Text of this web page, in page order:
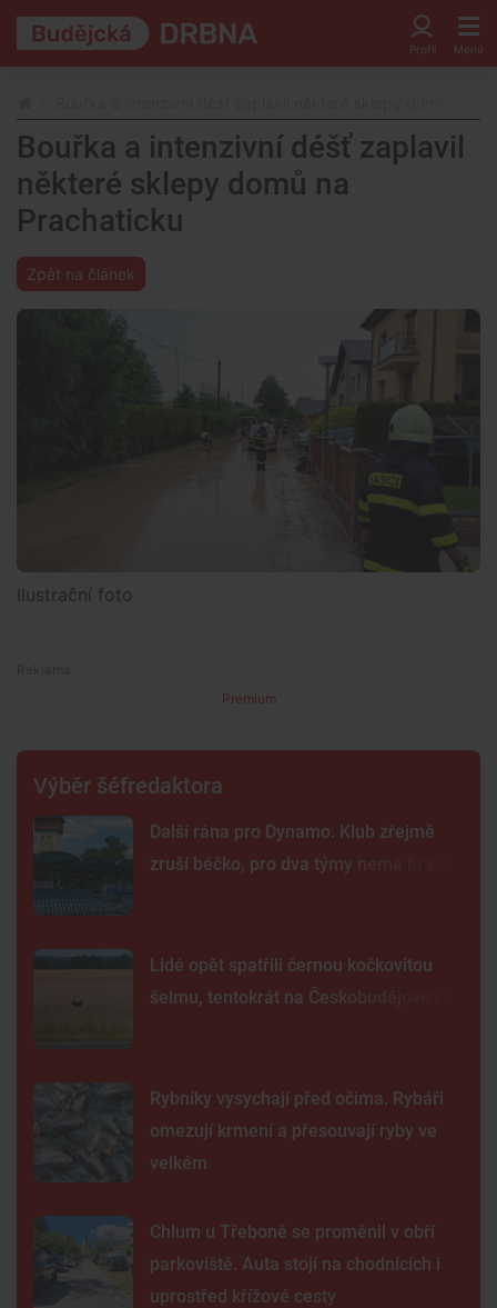
Bouřka a intenzivní déšť zaplavil
některé sklepy domů na
Prachaticku
Zpět na článek
Ilustrační foto
Premium
Výběr šéfredaktora
Další rána pro Dynamo. Klub zřejmě
zruší béčko, pro dva týmy nemá hráče
Lidé opět spatřili černou kočkovitou
šelmu, tentokrát na Českobudějovicku
Rybníky vysychají před očima. Rybáři
omezují krmení a přesouvají ryby ve
velkém
Chlum u Třeboně se proměnil v obří
parkoviště. Auta stojí na chodnících i
uprostřed křížové cesty